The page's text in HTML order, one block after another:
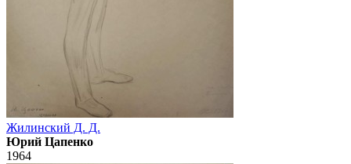
Жилинский Д. Д.
Юрий Цапенко
1964